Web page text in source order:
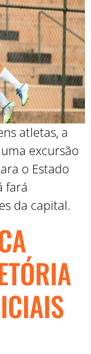
atletas, a
excursão
o Estado
fará
da capital.